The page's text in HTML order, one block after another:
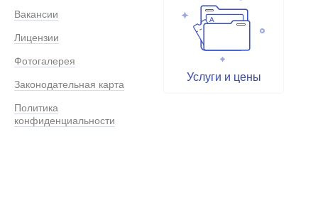
Вакансии
Лицензии
Фотогалерея
Законодательная карта
Политика
конфиденциальности
Услуги и цены